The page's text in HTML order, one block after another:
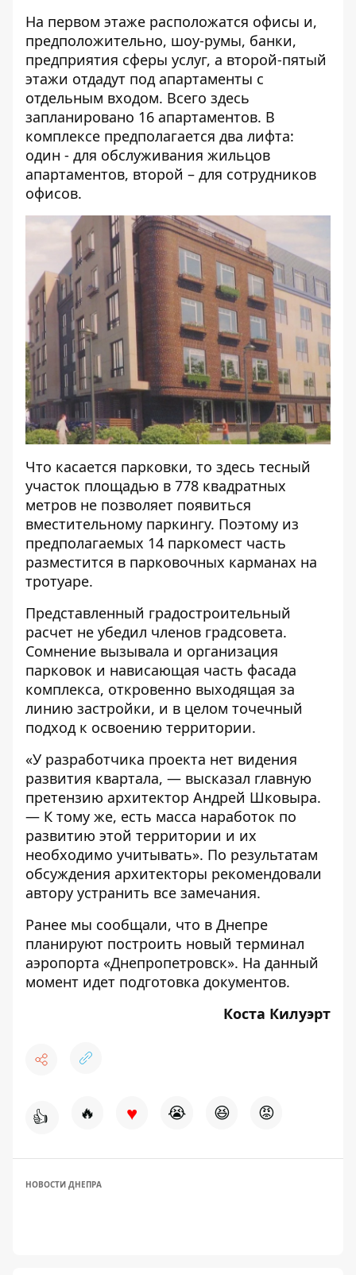
На первом этаже расположатся офисы и,
предположительно, шоу-румы, банки,
предприятия сферы услуг, а второй-пятый
этажи отдадут под апартаменты с
отдельным входом. Всего здесь
запланировано 16 апартаментов. В
комплексе предполагается два лифта:
один - для обслуживания жильцов
апартаментов, второй – для сотрудников
офисов.
Что касается парковки, то здесь тесный
участок площадью в 778 квадратных
метров не позволяет появиться
вместительному паркингу. Поэтому из
предполагаемых 14 паркомест часть
разместится в парковочных карманах на
тротуаре.
Представленный градостроительный
расчет не убедил членов градсовета.
Сомнение вызывала и организация
парковок и нависающая часть фасада
комплекса, откровенно выходящая за
линию застройки, и в целом точечный
подход к освоению территории.
«У разработчика проекта нет видения
развития квартала, — высказал главную
претензию архитектор Андрей Шковыра.
— К тому же, есть масса наработок по
развитию этой территории и их
необходимо учитывать». По результатам
обсуждения архитекторы рекомендовали
автору устранить все замечания.
Ранее мы сообщали, что в Днепре
планируют построить новый терминал
аэропорта «Днепропетровск». На данный
момент идет подготовка документов.
Коста Килуэрт
👍 🔥 ♥ 😭 😆 😡
НОВОСТИ ДНЕПРА